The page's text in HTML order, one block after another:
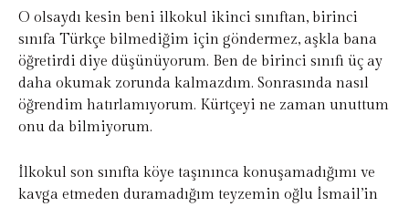
O olsaydı kesin beni ilkokul ikinci sınıftan, birinci
sınıfa Türkçe bilmediğim için göndermez, aşkla bana
öğretirdi diye düşünüyorum. Ben de birinci sınıfı üç ay
daha okumak zorunda kalmazdım. Sonrasında nasıl
öğrendim hatırlamıyorum. Kürtçeyi ne zaman unuttum
onu da bilmiyorum.
İlkokul son sınıfta köye taşınınca konuşamadığımı ve
kavga etmeden duramadığım teyzemin oğlu İsmail’in